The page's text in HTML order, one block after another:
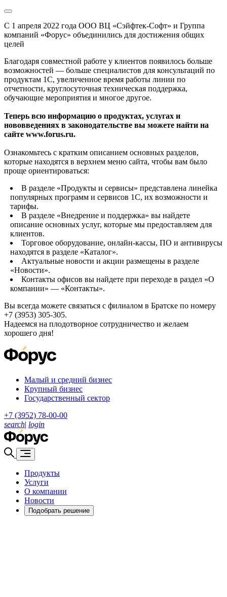
С 1 апреля 2022 года ООО ВЦ «Сэйфтек-Софт» и Группа
компаний «Форус» объединились для достижения общих
целей
Благодаря совместной работе у клиентов появилось больше
возможностей — больше специалистов для консультаций по
продуктам 1С, увеличенное время работы линии по
отчетности, круглосуточная техническая поддержка,
обучающие мероприятия и многое другое.
Теперь всю информацию о продуктах, услугах и
нововведениях в законодательстве вы можете найти на
сайте www.forus.ru.
Ознакомьтесь с кратким описанием основных разделов,
которые находятся в верхнем меню сайта, чтобы вам было
проще ориентироваться:
В разделе «Продукты и сервисы» представлена линейка
популярных программ и сервисов 1С, их возможности и
тарифы.
В разделе «Внедрение и поддержка» вы найдете
описание основных услуг, которые мы предоставляем для
клиентов.
Торговое оборудование, онлайн-кассы, ПО и антивирусы
находятся в разделе «Каталог».
Актуальные новости и акции размещены в разделе
«Новости».
Контакты офисов вы найдете при переходе в раздел «О
компании» — «Контакты».
Вы всегда можете связаться с филиалом в Братске по номеру
+7 (3953) 305-305.
Надеемся на плодотворное сотрудничество и желаем
хорошего дня!
Малый и средний бизнес
Крупный бизнес
Государственный сектор
+7 (3952) 78-00-00
search| login
Продукты
Услуги
О компании
Новости
Подобрать решение